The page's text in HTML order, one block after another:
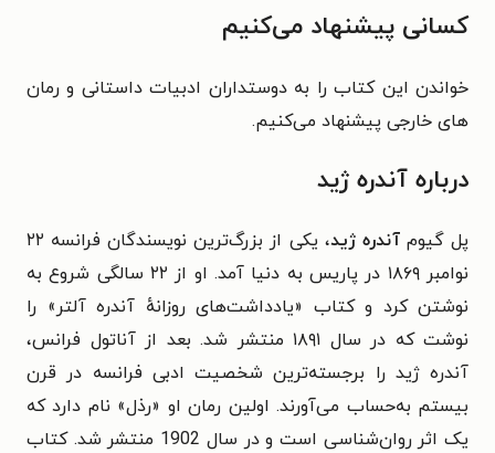
کسانی پیشنهاد می‌کنیم
خواندن این کتاب را به دوستداران ادبیات داستانی و رمان
های خارجی پیشنهاد می‌کنیم.
درباره آندره ژید
پل گیومآندره ژید
، یکی از بزرگ‌ترین نویسندگان فرانسه ۲۲
نوامبر ۱۸۶۹ در پاریس به دنیا آمد. او از ۲۲ سالگی شروع به
نوشتن کرد و کتاب «یادداشت‌های روزانهٔ آندره آلتر» را
نوشت که در سال ۱۸۹۱ منتشر شد. بعد از آناتول فرانس،
آندره ژید را برجسته‌ترین شخصیت ادبی فرانسه در قرن
بیستم به‌حساب می‌آورند. اولین رمان او «رذل» نام دارد که
یک اثر روان‌شناسی است و در سال 1902 منتشر شد. کتاب